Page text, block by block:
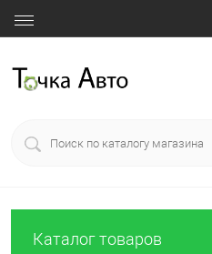
Каталог товаров